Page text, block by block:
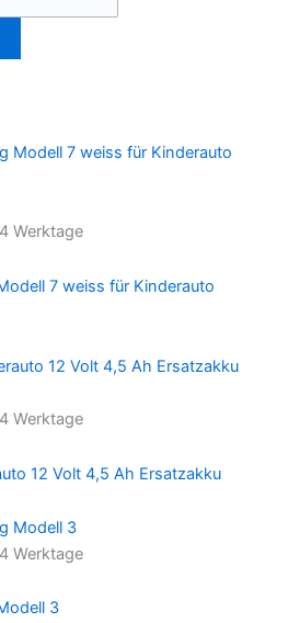
Werktage
7 weiss für Kinderauto
Werktage
12 Volt 4,5 Ah Ersatzakku
Werktage
3